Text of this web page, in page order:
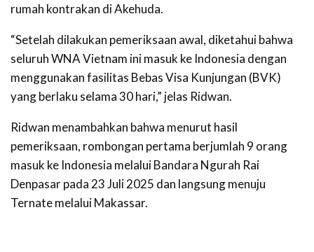
rumah kontrakan di Akehuda.
“Setelah dilakukan pemeriksaan awal, diketahui bahwa
seluruh WNA Vietnam ini masuk ke Indonesia dengan
menggunakan fasilitas Bebas Visa Kunjungan (BVK)
yang berlaku selama 30 hari,” jelas Ridwan.
Ridwan menambahkan bahwa menurut hasil
pemeriksaan, rombongan pertama berjumlah 9 orang
masuk ke Indonesia melalui Bandara Ngurah Rai
Denpasar pada 23 Juli 2025 dan langsung menuju
Ternate melalui Makassar.